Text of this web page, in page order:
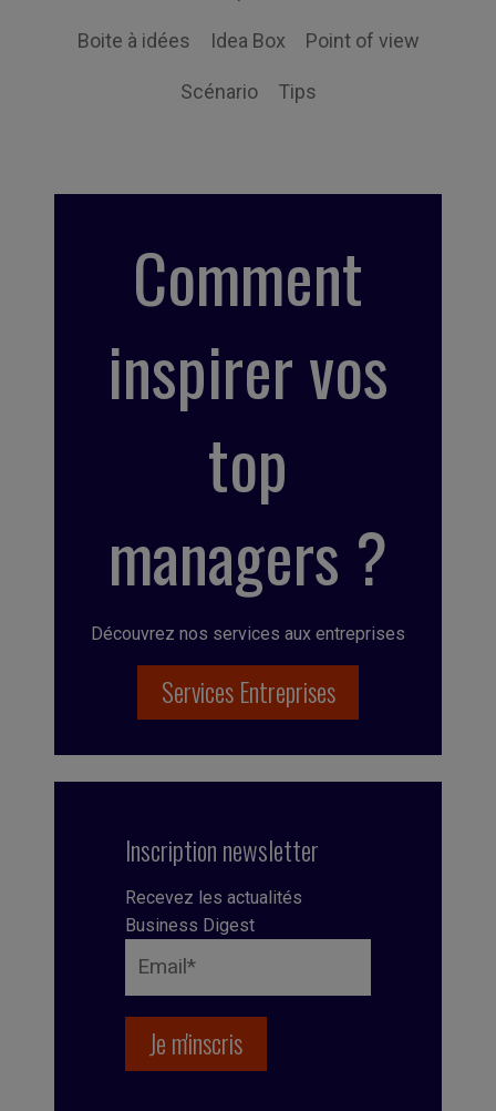
Boite à idées Idea Box Point of view
Scénario Tips
Comment
inspirer vos
top
managers ?
Découvrez nos services aux entreprises
Services Entreprises
Inscription newsletter
Recevez les actualités
Business Digest